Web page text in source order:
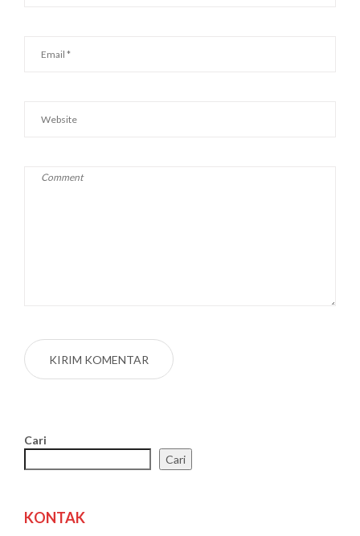
Cari
Cari
KONTAK